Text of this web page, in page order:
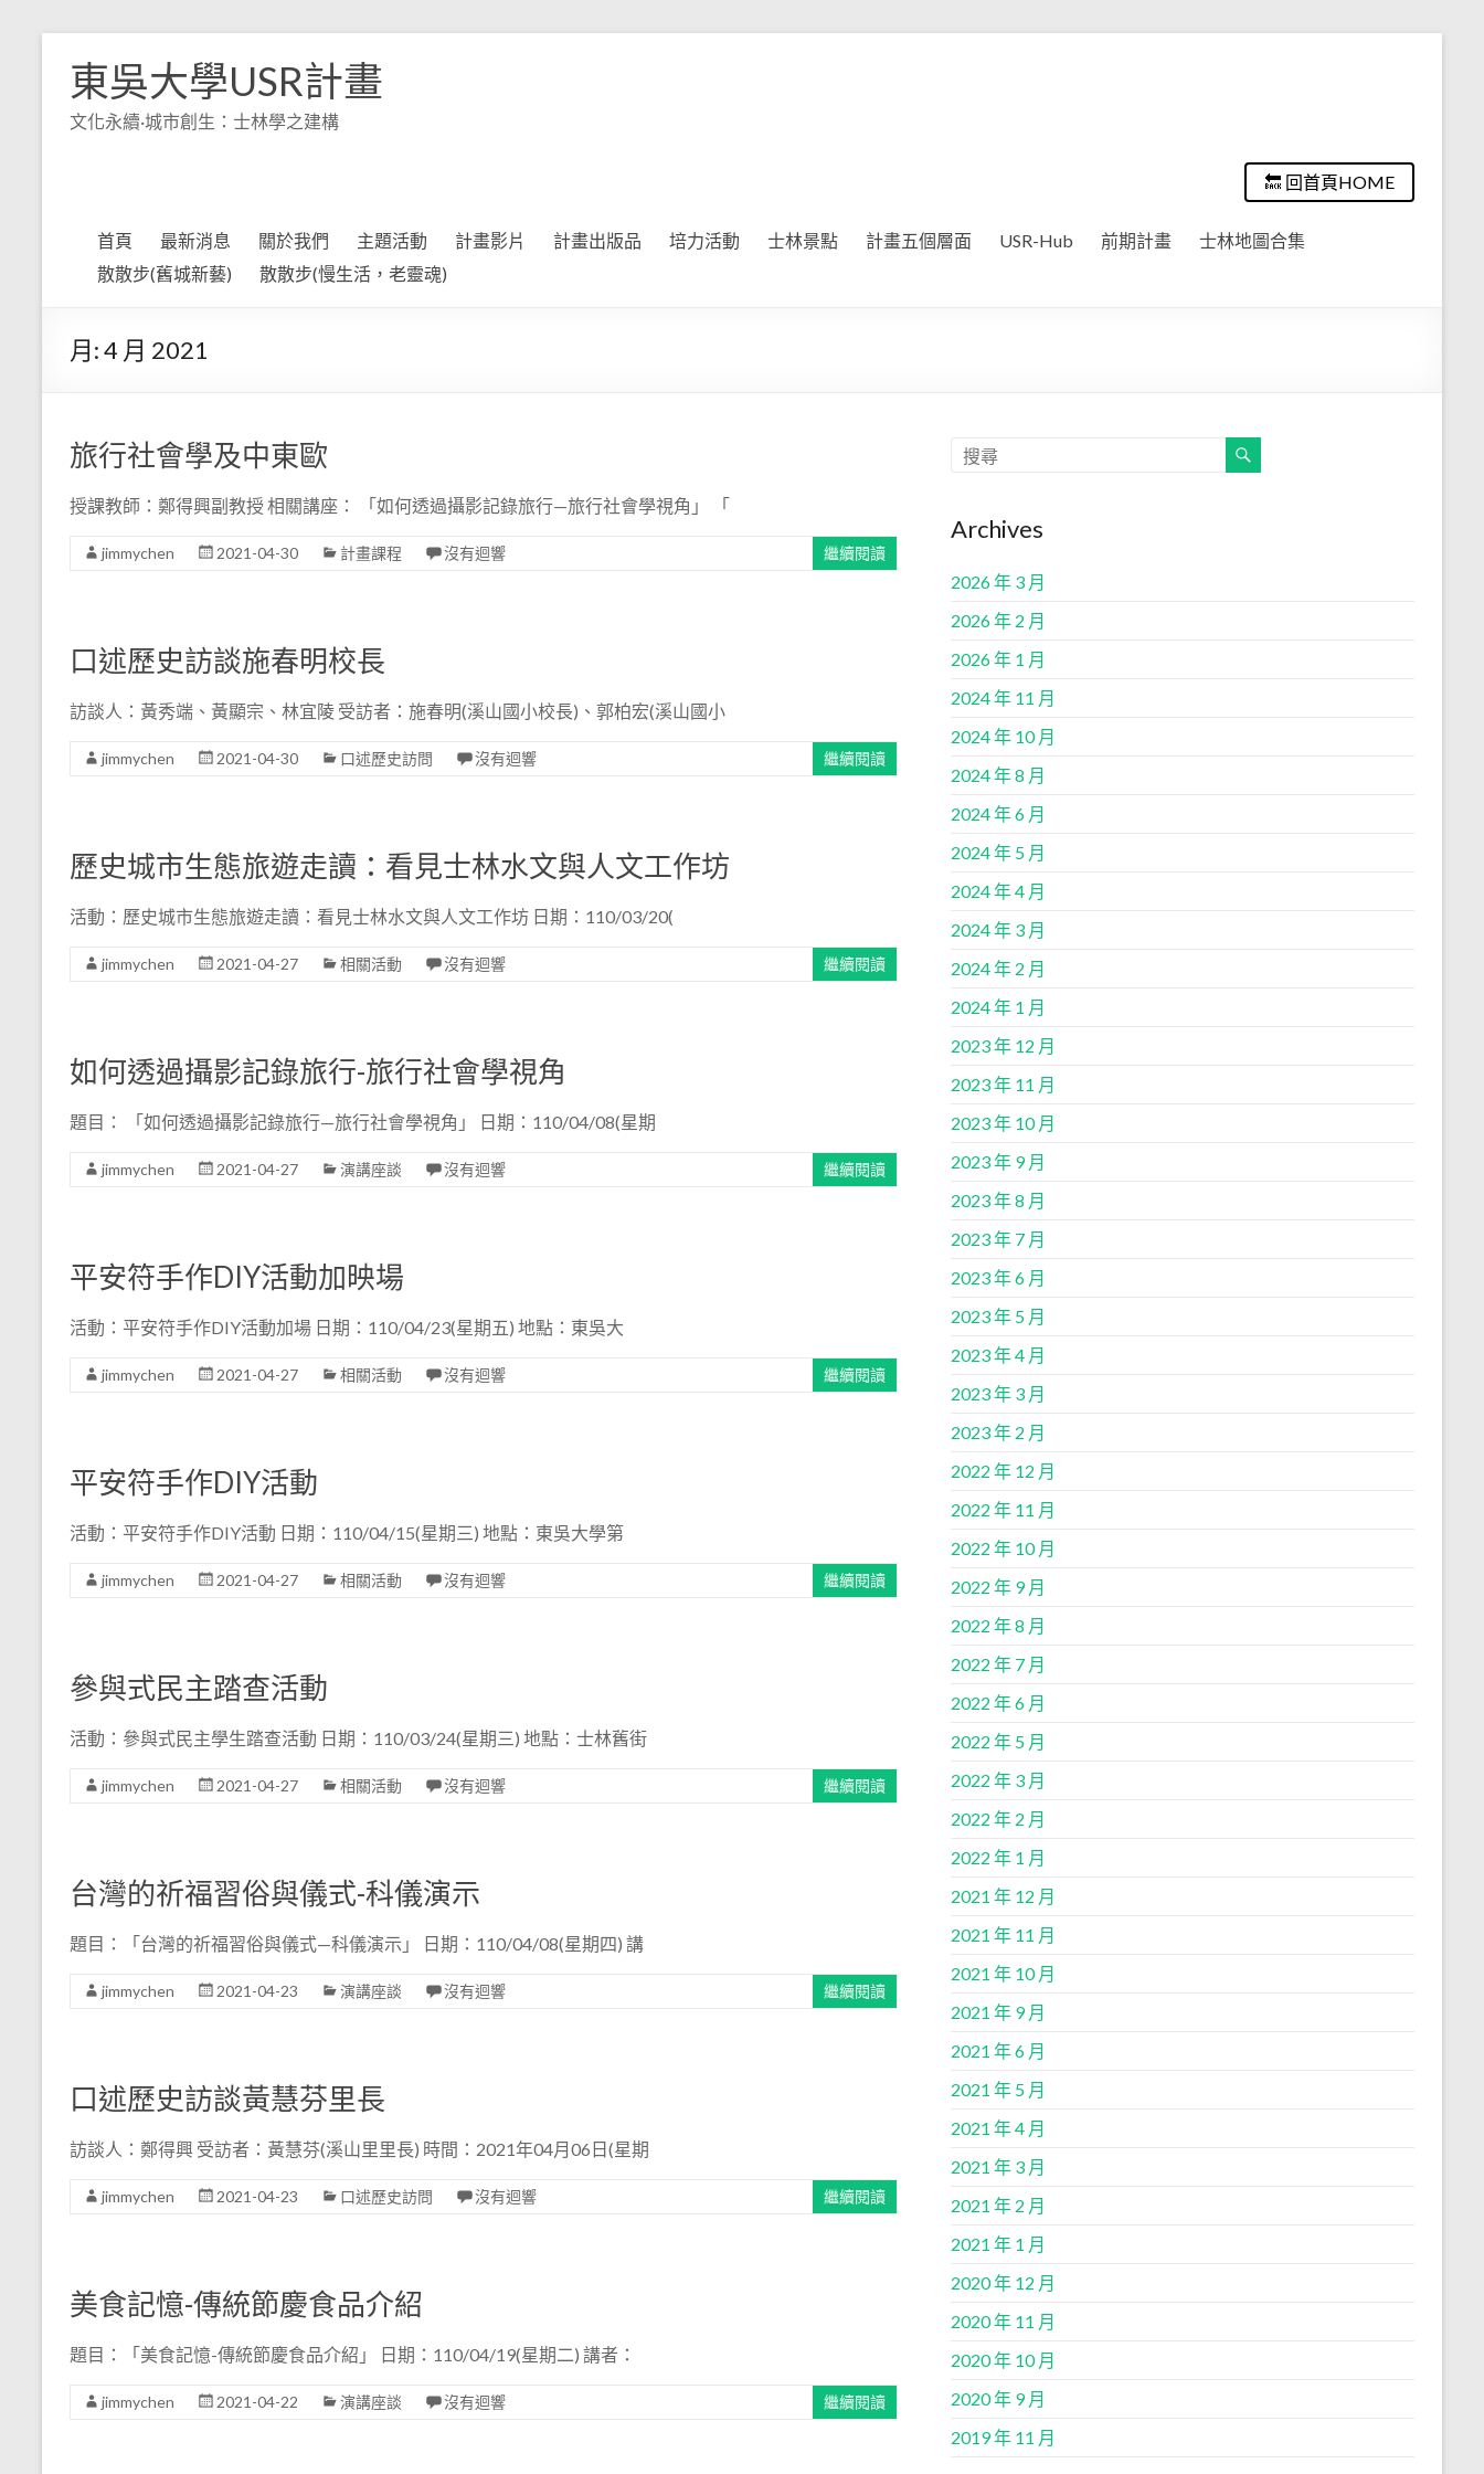
content
東吳大學USR計畫
文化永續·城市創生：士林學之建構
🔙 回首頁HOME
首頁 最新消息 關於我們 主題活動 計畫影片 計畫出版品 培力活動 士林景點 計畫五個層面 USR-Hub 前期計畫
士林地圖合集
散散步(舊城新藝)
散散步(慢生活，老靈魂)
月:4 月 2021
旅行社會學及中東歐
授課教師：鄭得興副教授 相關講座： 「如何透過攝影記錄旅行—旅行社會學視角」 「
jimmychen 2021-04-30 計畫課程 沒有迴響 繼續閱讀
口述歷史訪談施春明校長
訪談人：黃秀端、黃顯宗、林宜陵 受訪者：施春明(溪山國小校長)、郭柏宏(溪山國小
jimmychen 2021-04-30 口述歷史訪問 沒有迴響 繼續閱讀
歷史城市生態旅遊走讀：看見士林水文與人文工作坊
活動：歷史城市生態旅遊走讀：看見士林水文與人文工作坊 日期：110/03/20(
jimmychen 2021-04-27 相關活動 沒有迴響 繼續閱讀
如何透過攝影記錄旅行-旅行社會學視角
題目： 「如何透過攝影記錄旅行—旅行社會學視角」 日期：110/04/08(星期
jimmychen 2021-04-27 演講座談 沒有迴響 繼續閱讀
平安符手作DIY活動加映場
活動：平安符手作DIY活動加場 日期：110/04/23(星期五) 地點：東吳大
jimmychen 2021-04-27 相關活動 沒有迴響 繼續閱讀
平安符手作DIY活動
活動：平安符手作DIY活動 日期：110/04/15(星期三) 地點：東吳大學第
jimmychen 2021-04-27 相關活動 沒有迴響 繼續閱讀
參與式民主踏查活動
活動：參與式民主學生踏查活動 日期：110/03/24(星期三) 地點：士林舊街
jimmychen 2021-04-27 相關活動 沒有迴響 繼續閱讀
台灣的祈福習俗與儀式-科儀演示
題目：「台灣的祈福習俗與儀式—科儀演示」 日期：110/04/08(星期四) 講
jimmychen 2021-04-23 演講座談 沒有迴響 繼續閱讀
口述歷史訪談黃慧芬里長
訪談人：鄭得興 受訪者：黃慧芬(溪山里里長) 時間：2021年04月06日(星期
jimmychen 2021-04-23 口述歷史訪問 沒有迴響 繼續閱讀
美食記憶-傳統節慶食品介紹
題目：「美食記憶-傳統節慶食品介紹」 日期：110/04/19(星期二) 講者：
jimmychen 2021-04-22 演講座談 沒有迴響 繼續閱讀
Archives
2026 年 3 月
2026 年 2 月
2026 年 1 月
2024 年 11 月
2024 年 10 月
2024 年 8 月
2024 年 6 月
2024 年 5 月
2024 年 4 月
2024 年 3 月
2024 年 2 月
2024 年 1 月
2023 年 12 月
2023 年 11 月
2023 年 10 月
2023 年 9 月
2023 年 8 月
2023 年 7 月
2023 年 6 月
2023 年 5 月
2023 年 4 月
2023 年 3 月
2023 年 2 月
2022 年 12 月
2022 年 11 月
2022 年 10 月
2022 年 9 月
2022 年 8 月
2022 年 7 月
2022 年 6 月
2022 年 5 月
2022 年 3 月
2022 年 2 月
2022 年 1 月
2021 年 12 月
2021 年 11 月
2021 年 10 月
2021 年 9 月
2021 年 6 月
2021 年 5 月
2021 年 4 月
2021 年 3 月
2021 年 2 月
2021 年 1 月
2020 年 12 月
2020 年 11 月
2020 年 10 月
2020 年 9 月
2019 年 11 月